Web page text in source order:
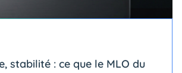
stabilité : ce que le MLO du